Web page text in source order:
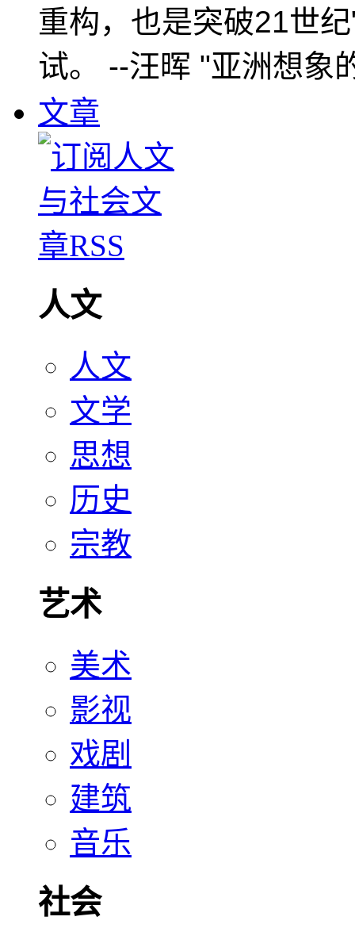
重构，也是突破21世
试。 --汪晖 "亚洲想象
文章
人文
人文
文学
思想
历史
宗教
艺术
美术
影视
戏剧
建筑
音乐
社会